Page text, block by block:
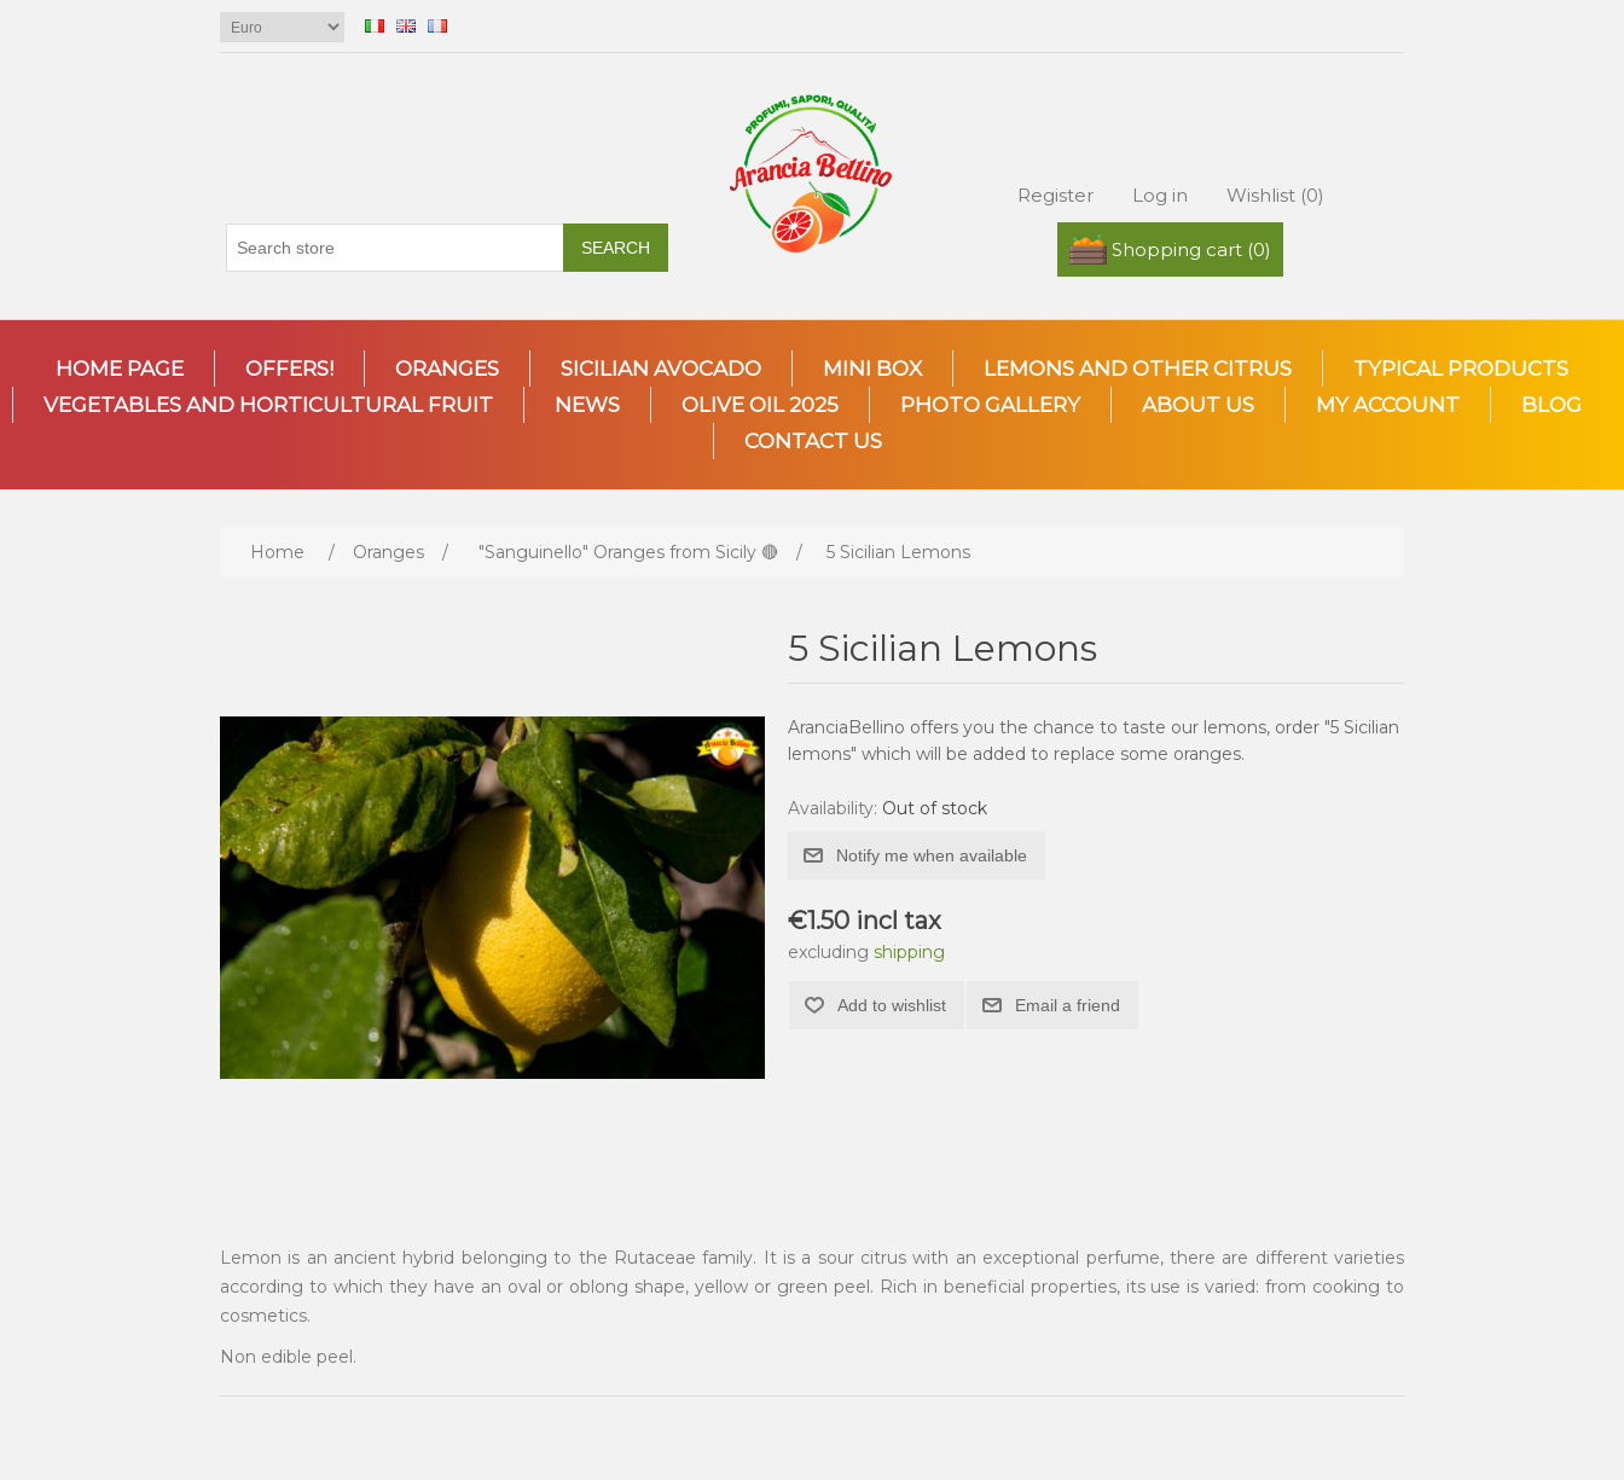
SEARCH
Register Log in Wishlist (0)
Shopping cart (0)
HOME PAGE OFFERS! ORANGES SICILIAN AVOCADO MINI BOX LEMONS AND OTHER CITRUS
TYPICAL PRODUCTS
VEGETABLES AND HORTICULTURAL FRUIT
NEWS OLIVE OIL 2025 PHOTO GALLERY ABOUT US MY ACCOUNT
BLOG
CONTACT US
Home / Oranges / "Sanguinello" Oranges from Sicily 🔴 / 5 Sicilian Lemons
5 Sicilian Lemons
AranciaBellino offers you the chance to taste our lemons, order "5 Sicilian
lemons" which will be added to replace some oranges.
Availability: Out of stock
Notify me when available
€1.50 incl tax
excluding shipping
Add to wishlist Email a friend
Lemon is an ancient hybrid belonging to the Rutaceae family. It is a sour citrus with an exceptional perfume, there are different varieties
according to which they have an oval or oblong shape, yellow or green peel. Rich in beneficial properties, its use is varied: from cooking to
cosmetics.
Non edible peel.